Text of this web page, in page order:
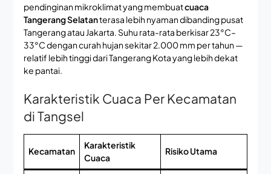
pendinginan mikroklimat yang membuatcuaca
Tangerang Selatanterasa lebih nyaman dibanding pusat
Tangerang atau Jakarta. Suhu rata-rata berkisar 23°C–
33°C dengan curah hujan sekitar 2.000 mm per tahun —
relatif lebih tinggi dari Tangerang Kota yang lebih dekat
ke pantai.
Karakteristik Cuaca Per Kecamatan
di Tangsel
Kecamatan
Karakteristik
Cuaca
Risiko Utama